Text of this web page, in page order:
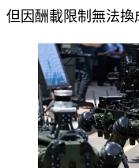
但因酬載限制無法換